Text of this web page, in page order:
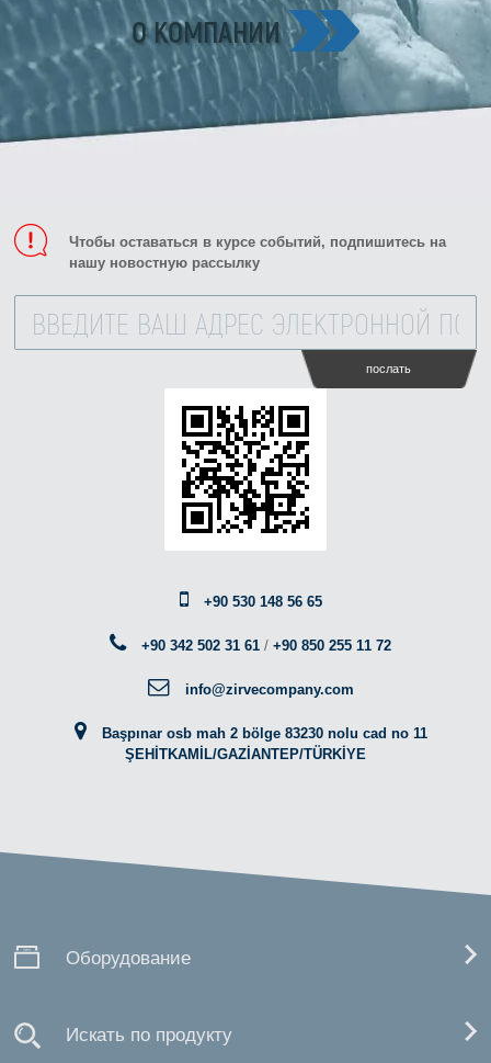
О КОМПАНИИ
Чтобы оставаться в курсе событий, подпишитесь на
нашу новостную рассылку
послать
+90 530 148 56 65
+90 342 502 31 61 /+90 850 255 11 72
info@zirvecompany.com
Başpınar osb mah 2 bölge 83230 nolu cad no 11
ŞEHİTKAMİL/GAZİANTEP/TÜRKİYE
Оборудование
Искать по продукту